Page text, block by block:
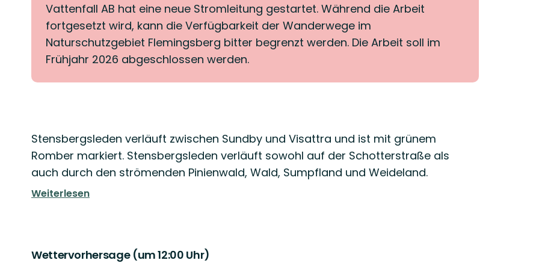
Vattenfall AB hat eine neue Stromleitung gestartet. Während die Arbeit
fortgesetzt wird, kann die Verfügbarkeit der Wanderwege im
Naturschutzgebiet Flemingsberg bitter begrenzt werden. Die Arbeit soll im
Frühjahr 2026 abgeschlossen werden.
Beschreibung
Stensbergsleden verläuft zwischen Sundby und Visattra und ist mit grünem
Romber markiert. Stensbergsleden verläuft sowohl auf der Schotterstraße als
auch durch den strömenden Pinienwald, Wald, Sumpfland und Weideland.
Weiterlesen
Wettervorhersage (um 12:00 Uhr)